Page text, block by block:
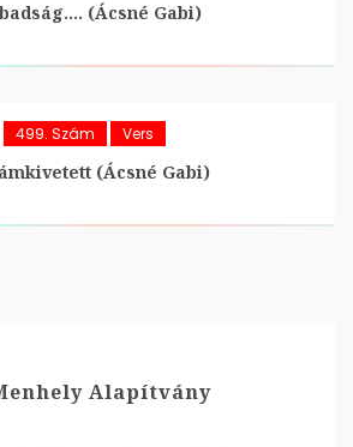
(Ácsné Gabi)
499. Szám Vers
(Ácsné Gabi)
Alapítvány